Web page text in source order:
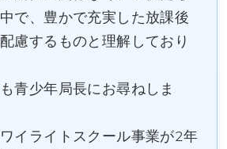
で、豊かで充実した放課後
慮するものと理解しており
青少年局長にお尋ねしま
イライトスクール事業が2年